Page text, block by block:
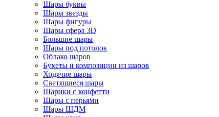
Шары буквы
Шары звезды
Шары фигуры
Шары сфера 3D
Большие шары
Шары под потолок
Облако шаров
Букеты и композиции из шаров
Ходячие шары
Светящиеся шары
Шарики с конфетти
Шары с перьями
Шары ШДМ